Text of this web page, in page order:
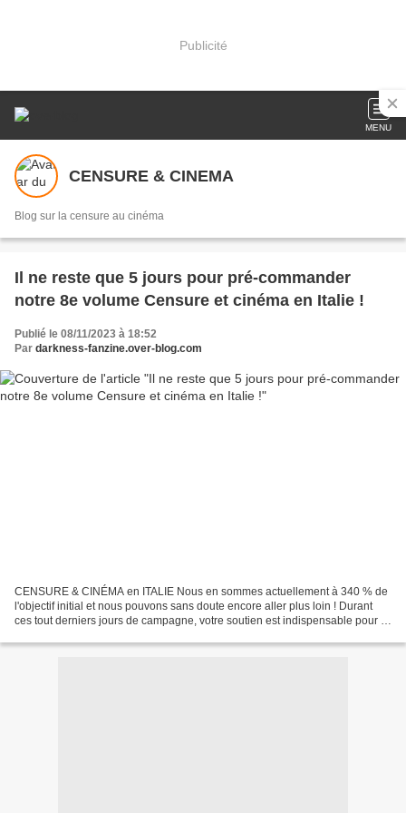
Publicité
MENU
CENSURE & CINEMA
Blog sur la censure au cinéma
Il ne reste que 5 jours pour pré-commander
notre 8e volume Censure et cinéma en Italie !
Publié le 08/11/2023 à 18:52
Par darkness-fanzine.over-blog.com
CENSURE & CINÉMA en ITALIE Nous en sommes actuellement à 340 % de
l'objectif initial et nous pouvons sans doute encore aller plus loin ! Durant
ces tout derniers jours de campagne, votre soutien est indispensable pour la